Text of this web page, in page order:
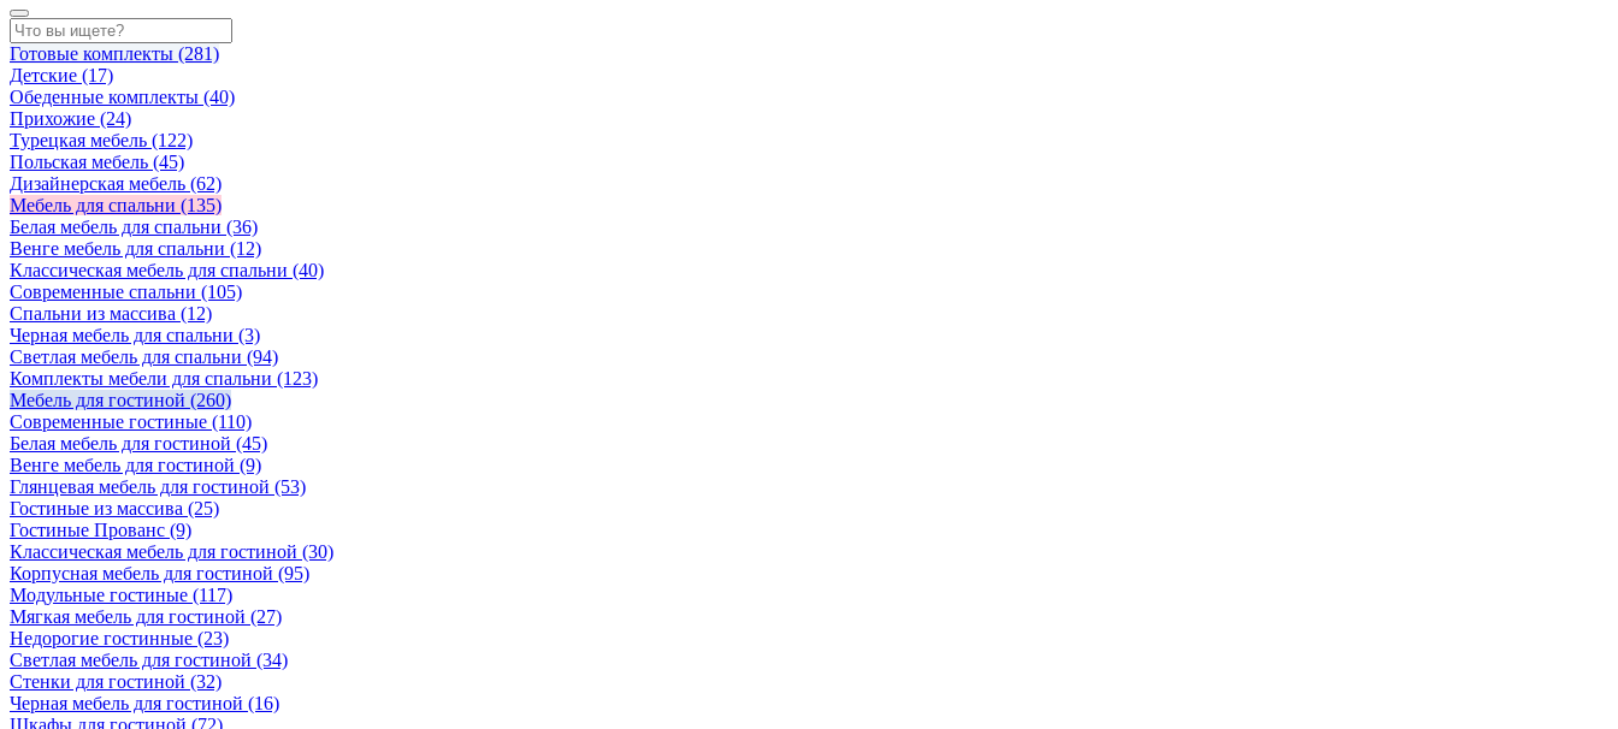
Готовые комплекты (281)
Детские (17)
Обеденные комплекты (40)
Прихожие (24)
Турецкая мебель (122)
Польская мебель (45)
Дизайнерская мебель (62)
Мебель для спальни (135)
Белая мебель для спальни (36)
Венге мебель для спальни (12)
Классическая мебель для спальни (40)
Современные спальни (105)
Спальни из массива (12)
Черная мебель для спальни (3)
Светлая мебель для спальни (94)
Комплекты мебели для спальни (123)
Мебель для гостиной (260)
Современные гостиные (110)
Белая мебель для гостиной (45)
Венге мебель для гостиной (9)
Глянцевая мебель для гостиной (53)
Гостиные из массива (25)
Гостиные Прованс (9)
Классическая мебель для гостиной (30)
Корпусная мебель для гостиной (95)
Модульные гостиные (117)
Мягкая мебель для гостиной (27)
Недорогие гостинные (23)
Светлая мебель для гостиной (34)
Стенки для гостиной (32)
Черная мебель для гостиной (16)
Шкафы для гостиной (72)